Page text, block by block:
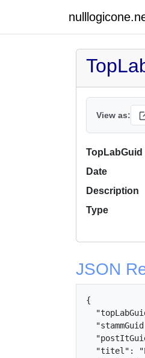
View as:
TopLabGuid
Date
Description
Type
JSON
{
"titel":